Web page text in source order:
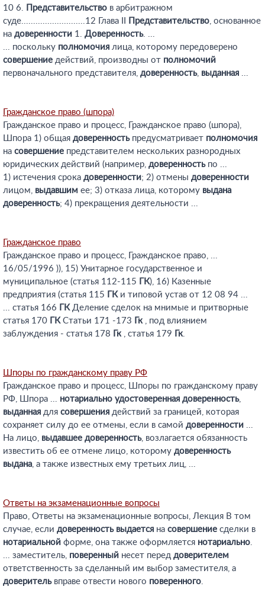
10 6.
Представительство в арбитражном
суде...........................12 Глава II
Представительство, основанное
на доверенности 1. Доверенность. ...
... поскольку полномочия лица, которому передоверено
совершение действий, производны от полномочий
первоначального представителя, доверенность, выданная ...
Гражданское право (шпора)
Гражданское право и процесс, Гражданское право (шпора),
Шпора 1) общая доверенностьпредусматривает полномочия
на совершение представителем нескольких разнородных
юридических действий (например, доверенностьпо ...
1) истечения срока доверенности; 2) отмены доверенности
лицом, выдавшим ее; 3) отказа лица, которому выдана
доверенность; 4) прекращения деятельности ...
Гражданское право
Гражданское право и процесс, Гражданское право, ...
16/05/1996 )), 15) Унитарное государственное и
муниципальное (статья 112-115
ГК), 16) Казенные
предприятия (статья 115
ГКи типовой устав от 12 08 94 ...
... статья 166
ГКДеление сделок на мнимые и притворные
статья 170
ГКСтатьи 171 -173 Гк, под влиянием
заблуждения - статья 178
Гк, статья 179 Гк.
Шпоры по гражданскому праву РФ
Гражданское право и процесс, Шпоры по гражданскому праву
РФ, Шпора ... нотариально удостоверенная доверенность,
выданная для совершения действий за границей, которая
сохраняет силу до ее отмены, если в самой доверенности ...
На лицо, выдавшее доверенность, возлагается обязанность
известить об ее отмене лицо, которому доверенность
выдана, а также известных ему третьих лиц, ...
Ответы на экзаменационные вопросы
Право, Ответы на экзаменационные вопросы, Лекция В том
случае, если доверенность выдается на совершение сделки в
нотариальной форме, она также оформляется нотариально.
... заместитель, поверенный несет перед доверителем
ответственность за сделанный им выбор заместителя, а
доверительвправе отвести нового поверенного.